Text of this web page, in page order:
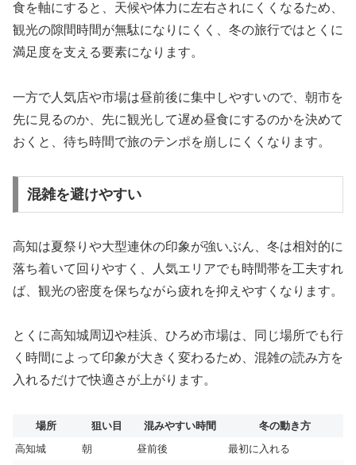
食を軸にすると、天候や体力に左右されにくくなるため、
観光の隙間時間が無駄になりにくく、冬の旅行ではとくに
満足度を支える要素になります。
一方で人気店や市場は昼前後に集中しやすいので、朝市を
先に見るのか、先に観光して遅め昼食にするのかを決めて
おくと、待ち時間で旅のテンポを崩しにくくなります。
混雑を避けやすい
高知は夏祭りや大型連休の印象が強いぶん、冬は相対的に
落ち着いて回りやすく、人気エリアでも時間帯を工夫すれ
ば、観光の密度を保ちながら疲れを抑えやすくなります。
とくに高知城周辺や桂浜、ひろめ市場は、同じ場所でも行
く時間によって印象が大きく変わるため、混雑の読み方を
入れるだけで快適さが上がります。
場所 狙い目 混みやすい時間
冬の動き方
高知城
朝 昼前後
最初に入れる